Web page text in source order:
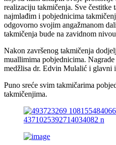
realizaciju takmičenja. Sve čestitke
najmlađim i pobjednicima
odgovorno svojim angažmanom
takmičenja bude na zavidnom
Nakon završenog takmičenja
muallimima pobjednicima.
medžlisa dr. Edvin Mulalić i glavni
Puno sreće svim takmičarima
takmičenjima.